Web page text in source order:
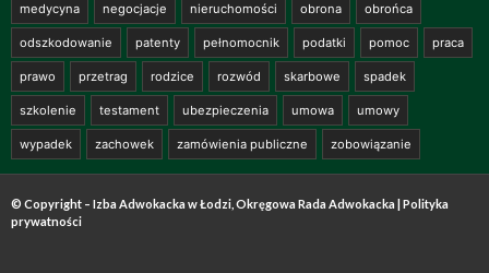
medycyna negocjacje nieruchomości obrona obrońca
odszkodowanie patenty pełnomocnik podatki pomoc praca
prawo przetrag rodzice rozwód skarbowe spadek
szkolenie testament ubezpieczenia umowa umowy
wypadek zachowek zamówienia publiczne zobowiązanie
© Copyright – Izba Adwokacka w Łodzi, Okręgowa Rada Adwokacka | Polityka
prywatności